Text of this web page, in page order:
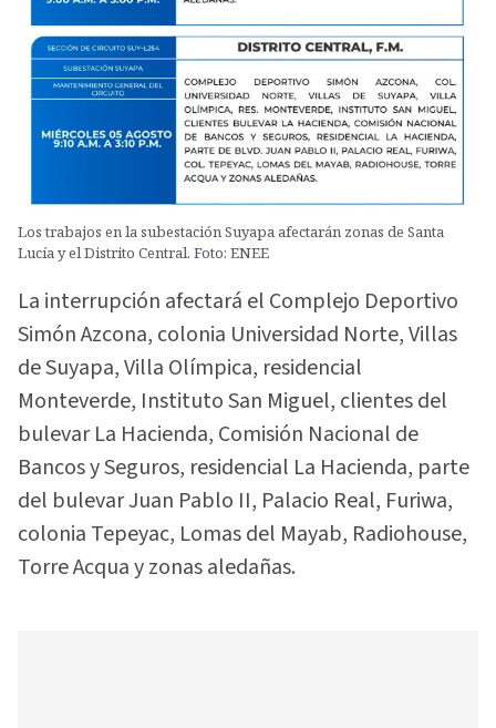
Los trabajos en la subestación Suyapa afectarán zonas de Santa
Lucía y el Distrito Central. Foto: ENEE
La interrupción afectará el Complejo Deportivo
Simón Azcona, colonia Universidad Norte, Villas
de Suyapa, Villa Olímpica, residencial
Monteverde, Instituto San Miguel, clientes del
bulevar La Hacienda, Comisión Nacional de
Bancos y Seguros, residencial La Hacienda, parte
del bulevar Juan Pablo II, Palacio Real, Furiwa,
colonia Tepeyac, Lomas del Mayab, Radiohouse,
Torre Acqua y zonas aledañas.